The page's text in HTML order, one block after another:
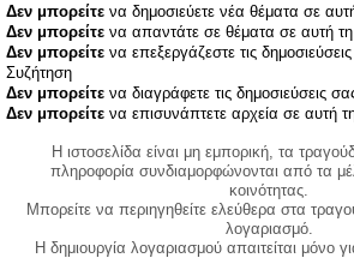
Δεν μπορείτε να δημοσιεύετε νέα θέματα σε
Δεν μπορείτε να απαντάτε σε θέματα σε αυτή
Δεν μπορείτε να επεξεργάζεστε τις
Συζήτηση
Δεν μπορείτε να διαγράφετε τις δημοσιεύσεις
Δεν μπορείτε να επισυνάπτετε αρχεία σε αυτή
Η ιστοσελίδα είναι μη εμπορική, τα
πληροφορία συνδιαμορφώνονται από τα
κοινότητας.
Μπορείτε να περιηγηθείτε ελεύθερα στα
λογαριασμό.
Η δημιουργία λογαριασμού απαιτείται μόνο